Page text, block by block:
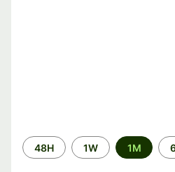
ระยะ
เวลา
48H 1W 1M